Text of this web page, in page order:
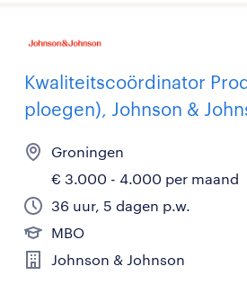
Kwaliteitscoördinator
ploegen), Johnson &
Groningen
€ 3.000 - 4.000 per maand
36 uur, 5 dagen p.w.
MBO
Johnson & Johnson